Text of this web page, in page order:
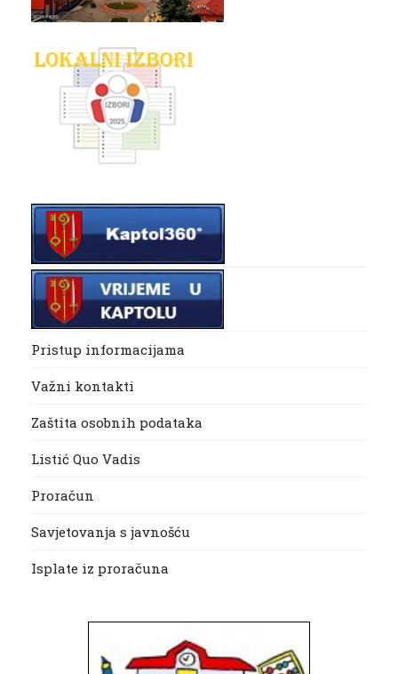
Pristup informacijama
Važni kontakti
Zaštita osobnih podataka
Listić Quo Vadis
Proračun
Savjetovanja s javnošću
Isplate iz proračuna